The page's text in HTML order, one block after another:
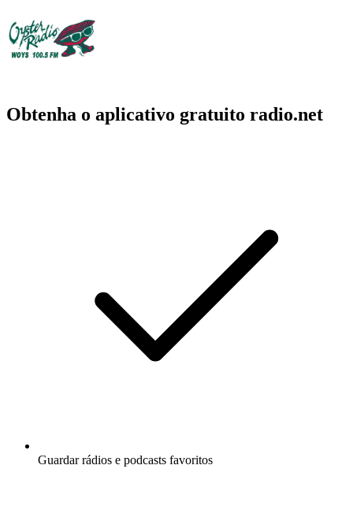
Obtenha o aplicativo gratuito radio.net
Guardar rádios e podcasts favoritos